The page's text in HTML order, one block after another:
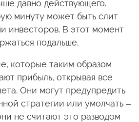
давно действующего.
минуту может быть слит
инвесторов. В этот момент
подальше.
которые таким образом
прибыль, открывая все
Они могут предупредить
стратегии или умолчать –
не считают это разводом